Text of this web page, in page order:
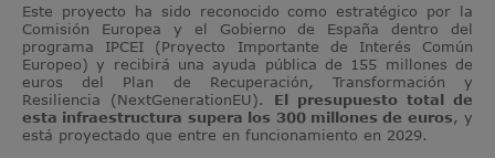
Este proyecto ha sido reconocido como estratégico por la
Comisión Europea y el Gobierno de España dentro del
programa IPCEI (Proyecto Importante de Interés Común
Europeo) y recibirá una ayuda pública de 155 millones de
euros del Plan de Recuperación, Transformación y
Resiliencia (NextGenerationEU). El presupuesto total de
esta infraestructura supera los 300 millones de euros, y
está proyectado que entre en funcionamiento en 2029.